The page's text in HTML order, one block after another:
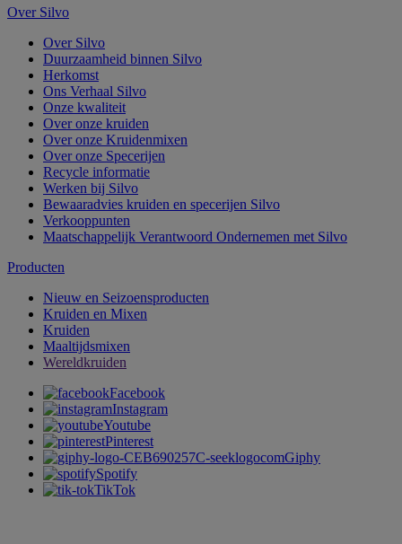
Over Silvo
Over Silvo
Duurzaamheid binnen Silvo
Herkomst
Ons Verhaal Silvo
Onze kwaliteit
Over onze kruiden
Over onze Kruidenmixen
Over onze Specerijen
Recycle informatie
Werken bij Silvo
Bewaaradvies kruiden en specerijen Silvo
Verkooppunten
Maatschappelijk Verantwoord Ondernemen met Silvo
Producten
Nieuw en Seizoensproducten
Kruiden en Mixen
Kruiden
Maaltijdsmixen
Wereldkruiden
Facebook
Instagram
Youtube
Pinterest
Giphy
Spotify
TikTok